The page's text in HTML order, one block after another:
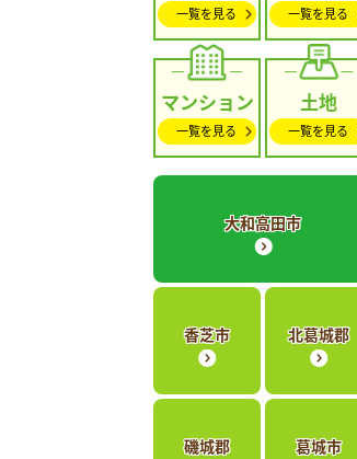
一覧を見る 一覧を見る
マンション
一覧を見る
土地
一覧を見る
大和高田市
香芝市 北葛城郡
磯城郡 葛城市